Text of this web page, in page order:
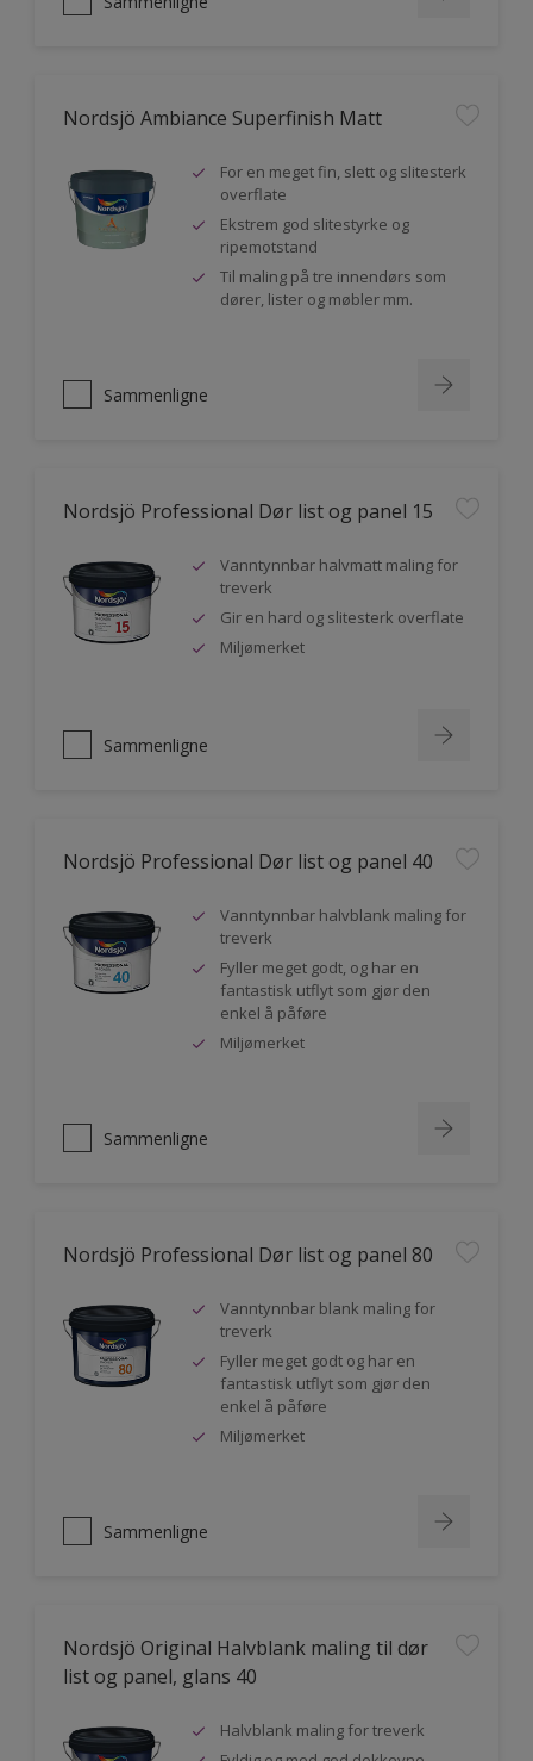
Nordsjö Ambiance Superfinish Matt
For en meget fin, slett og slitesterk
overflate
Ekstrem god slitestyrke og
ripemotstand
Til maling på tre innendørs som
dører, lister og møbler mm.
Sammenligne
Nordsjö Professional Dør list og panel 15
Vanntynnbar halvmatt maling for
treverk
Gir en hard og slitesterk overflate
Miljømerket
Sammenligne
Nordsjö Professional Dør list og panel 40
Vanntynnbar halvblank maling for
treverk
Fyller meget godt, og har en
fantastisk utflyt som gjør den
enkel å påføre
Miljømerket
Sammenligne
Nordsjö Professional Dør list og panel 80
Vanntynnbar blank maling for
treverk
Fyller meget godt og har en
fantastisk utflyt som gjør den
enkel å påføre
Miljømerket
Sammenligne
Nordsjö Original Halvblank maling til dør
list og panel, glans 40
Halvblank maling for treverk